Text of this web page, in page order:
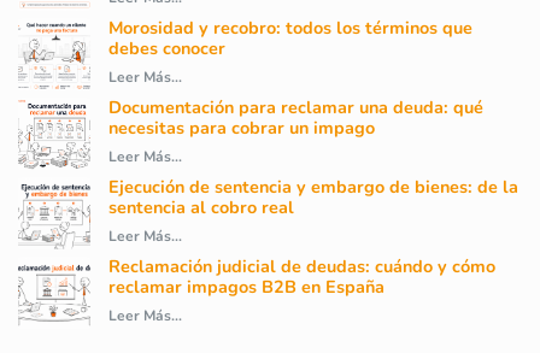
Morosidad y recobro: todos los términos que
debes conocer
Leer Más...
Documentación para reclamar una deuda: qué
necesitas para cobrar un impago
Leer Más...
Ejecución de sentencia y embargo de bienes: de la
sentencia al cobro real
Leer Más...
Reclamación judicial de deudas: cuándo y cómo
reclamar impagos B2B en España
Leer Más...